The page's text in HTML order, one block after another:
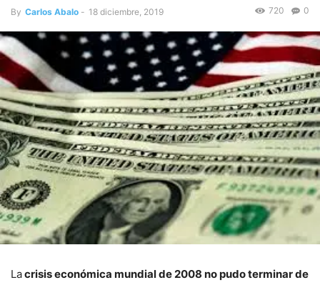
By Carlos Abalo - 18 diciembre, 2019 0
720
Lacrisis económica mundial de 2008 no pudo terminar de